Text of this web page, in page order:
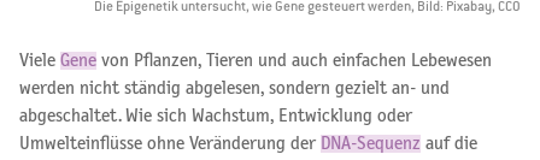
Die Epigenetik untersucht, wie Gene gesteuert werden, Bild: Pixabay, CCO
Viele Gene von Pflanzen, Tieren und auch einfachen Lebewesen
werden nicht ständig abgelesen, sondern gezielt an- und
abgeschaltet. Wie sich Wachstum, Entwicklung oder
Umwelteinflüsse ohne Veränderung der DNA-Sequenz auf die